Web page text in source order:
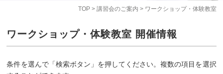
TOP> 講習会のご案内 > ワークショップ・体験教室
ワークショップ・体験教室 開催情報
条件を選んで「検索ボタン」を押してください。複数の項目を選択